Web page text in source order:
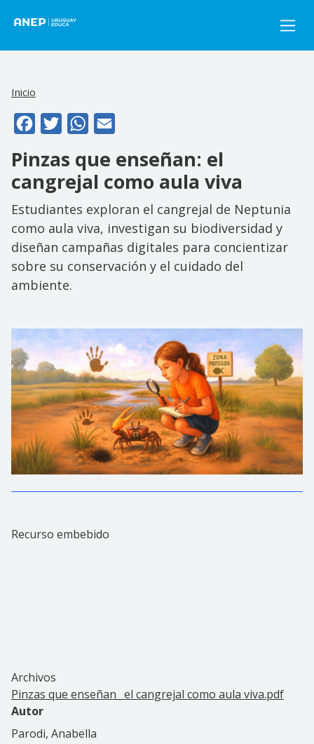
Inicio
FacebookTwitterWhatsApp
Pinzas que enseñan: el
cangrejal como aula viva
Estudiantes exploran el cangrejal de Neptunia
como aula viva, investigan su biodiversidad y
diseñan campañas digitales para concientizar
sobre su conservación y el cuidado del
ambiente.
Recurso embebido
Archivos
Pinzas que enseñan_ el cangrejal como aula viva.pdf
Autor
Parodi, Anabella